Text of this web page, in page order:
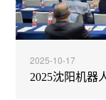
2025-10-17
2025沈阳机器